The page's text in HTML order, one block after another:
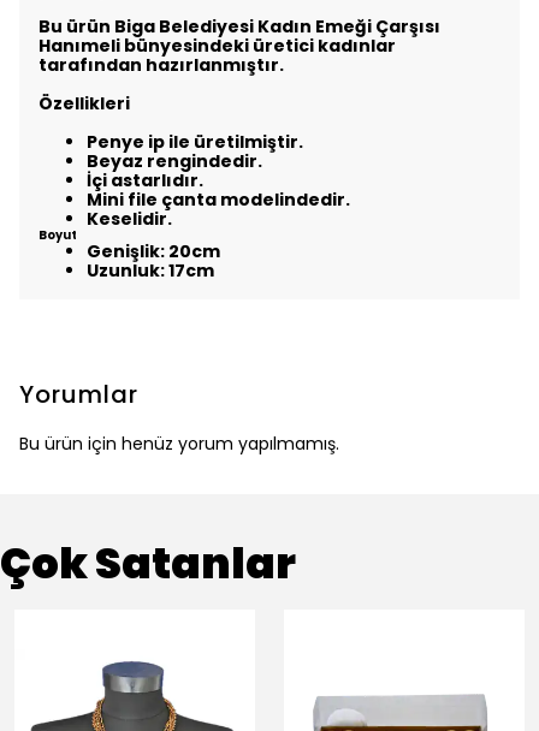
Bu ürün Biga Belediyesi Kadın Emeği Çarşısı
Hanımeli bünyesindeki üretici kadınlar
tarafından hazırlanmıştır.
Özellikleri
Penye ip ile üretilmiştir.
Beyaz rengindedir.
İçi astarlıdır.
Mini file çanta modelindedir.
Keselidir.
Boyut
Genişlik: 20cm
Uzunluk: 17cm
Yorumlar
Bu ürün için henüz yorum yapılmamış.
Çok Satanlar